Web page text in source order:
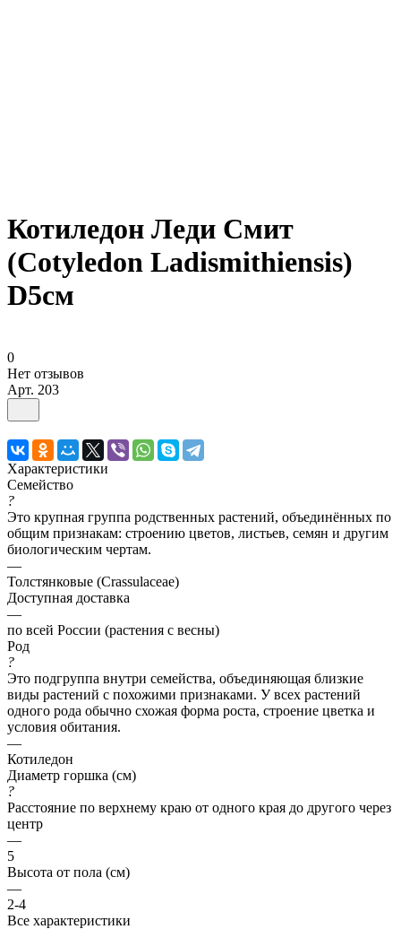
Котиледон Леди Смит
(Cotyledon Ladismithiensis)
D5см
0
Нет отзывов
Арт. 203
Характеристики
Семейство
?
Это крупная группа родственных растений, объединённых по
общим признакам: строению цветов, листьев, семян и другим
биологическим чертам.
—
Толстянковые (Crassulaceae)
Доступная доставка
—
по всей России (растения с весны)
Род
?
Это подгруппа внутри семейства, объединяющая близкие
виды растений с похожими признаками. У всех растений
одного рода обычно схожая форма роста, строение цветка и
условия обитания.
—
Котиледон
Диаметр горшка (см)
?
Расстояние по верхнему краю от одного края до другого через
центр
—
5
Высота от пола (см)
—
2-4
Все характеристики